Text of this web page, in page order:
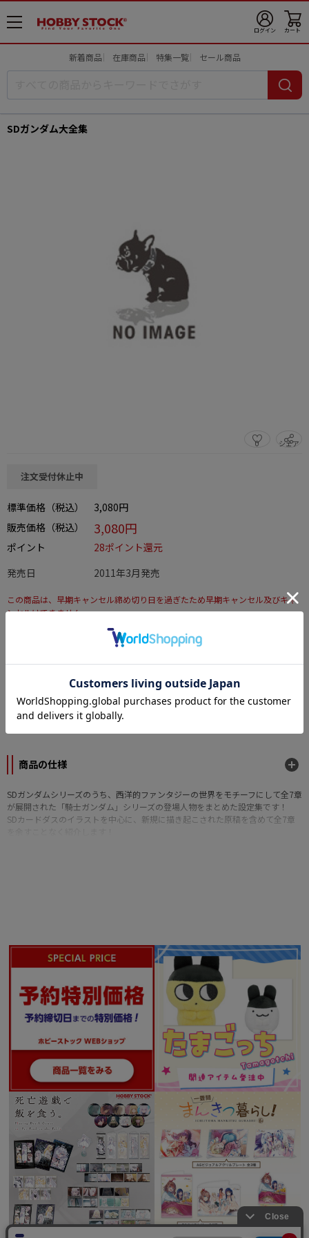
メ
ニ
ログイン カート
新着商品 在庫商品 特集一覧 セール商品
SDガンダム大全集
0 シェア
この商品をシェアする
注文受付休止中
標準価格（税込）
3,080円
販売価格（税込）
3,080円
ポイント
28ポイント還元
発売日
2011年3月発売
この商品は、早期キャンセル締め切り日を過ぎたため早期キャンセル及びキャ
ンセルはできません。
月々1,026円から。分割手数料無料
ホビー誌・画集・資料集
メーカー
商品の仕様
SDガンダムシリーズのうち、西洋的ファンタジーの世界をモチーフにして全7章
が展開された「騎士ガンダム」シリーズの登場人物をまとめた設定集です！
SDカードダスのイラストを中心に、新規に描き起こされた原稿を含めて全7章